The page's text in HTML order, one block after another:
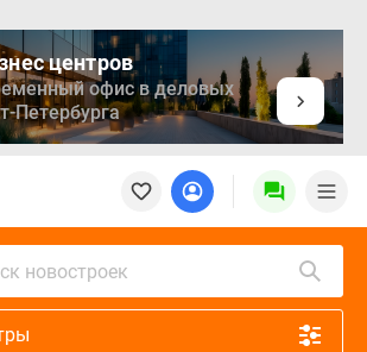
центров
офис в деловых
Петербурга
новостроек